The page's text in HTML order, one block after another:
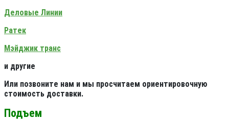
Деловые Линии
Ратек
Мэйджик транс
и другие
Или позвоните нам и мы просчитаем ориентировочную
стоимость доставки.
Подъем